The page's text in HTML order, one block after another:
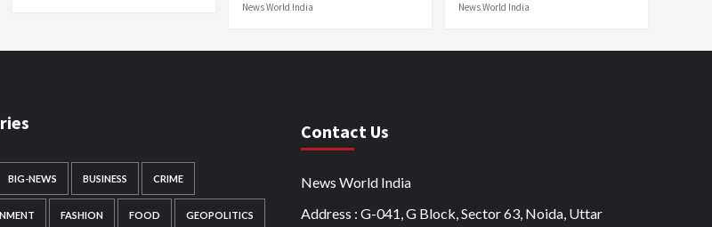
News World India
News World India
BIG-NEWS BUSINESS CRIME
FASHION FOOD GEOPOLITICS
Contact Us
News World India
Address : G-041, G Block, Sector 63, Noida, Uttar